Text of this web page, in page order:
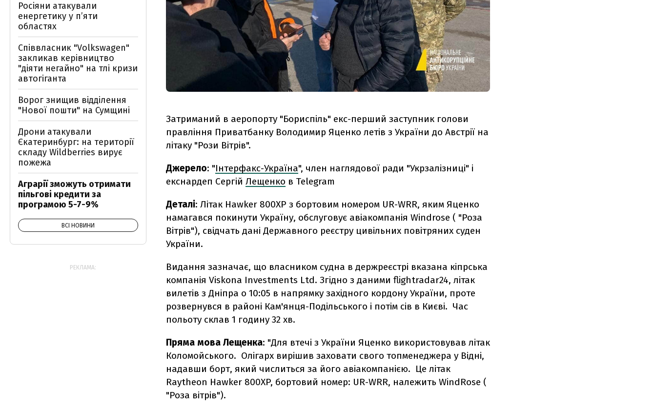
Затриманий в аеропорту "Бориспіль" екс-перший заступник голови
правління Приватбанку Володимир Яценко летів з України до Австрії на
літаку "Рози Вітрів".
Джерело: "Інтерфакс-Україна", член наглядової ради "Укрзалізниці" і
екснардеп Сергій Лещенко в Telegram
Деталі: Літак Hawker 800XP з бортовим номером UR-WRR, яким Яценко
намагався покинути Україну, обслуговує авіакомпанія Windrose ( "Роза
Вітрів"), свідчать дані Державного реєстру цивільних повітряних суден
України.
Видання зазначає, що власником судна в держреєстрі вказана кіпрська
компанія Viskona Investments Ltd. Згідно з даними flightradar24, літак
вилетів з Дніпра о 10:05 в напрямку західного кордону України, проте
розвернувся в районі Кам'янця-Подільського і потім сів в Києві. Час
польоту склав 1 годину 32 хв.
Пряма мова Лещенка: "Для втечі з України Яценко використовував літак
Коломойського. Олігарх вирішив заховати свого топменеджера у Відні,
надавши борт, який числиться за його авіакомпанією. Це літак
Raytheon Hawker 800XP, бортовий номер: UR-WRR, належить WindRose (
"Роза вітрів").
Росіяни атакували
енергетику у пʼяти
областях
Співвласник "Volkswagen"
закликав керівництво
"діяти негайно" на тлі кризи
автогіганта
Ворог знищив відділення
"Нової пошти" на Сумщині
Дрони атакували
Єкатеринбург: на території
складу Wildberries вирує
пожежа
Аграрії зможуть отримати
пільгові кредити за
програмою 5-7-9%
ВСІ НОВИНИ
РЕКЛАМА: